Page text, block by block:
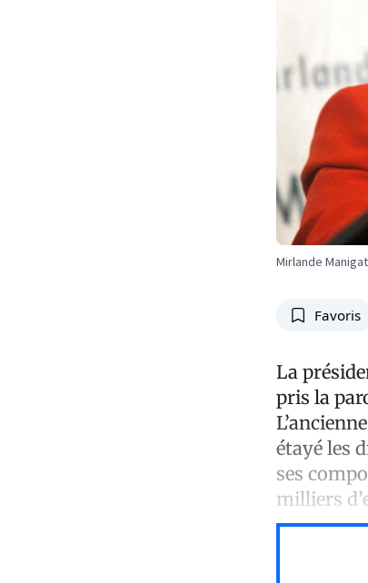
Mirlande Manigat
Favoris
La
pris la
étayé les
ses
milliers